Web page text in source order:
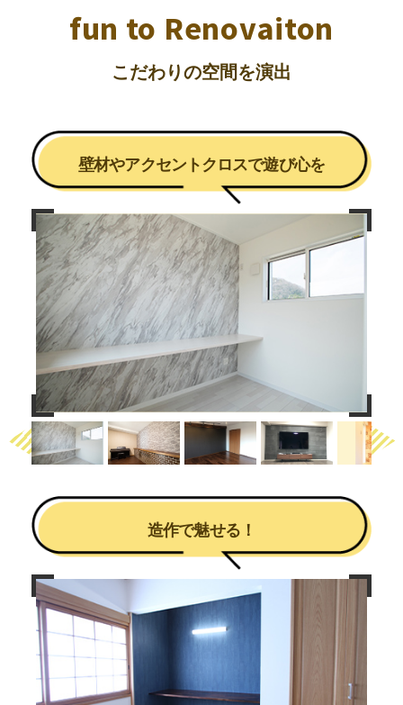
fun to Renovaiton
こだわりの空間を演出
壁材やアクセントクロスで遊び心を
Previous
造作で魅せる！